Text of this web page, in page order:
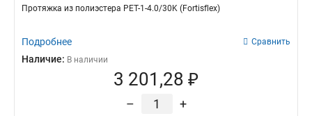
Протяжка из полиэстера PET-1-4.0/30K (Fortisflex)
Подробнее Сравнить
Наличие: В наличии
3 201,28 ₽
– +